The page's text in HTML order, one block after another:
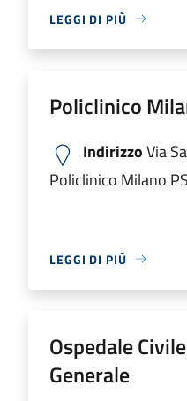
LEGGI DI PIÙ
Policlinico
IndirizzoVia
Policlinico Milano
LEGGI DI PIÙ
Ospedale
Generale